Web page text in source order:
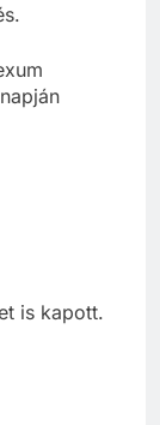
is kapott.